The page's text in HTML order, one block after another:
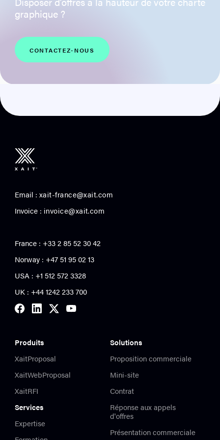
graphique ?
CONTACTEZ-NOUS
Email : xait-france@xait.com
Invoice : invoice@xait.com
France : +33 2 85 52 30 42
Norway : +47 51 95 02 13
USA : +1 512 572 3328
UK : +44 1242 233 700
Produits
XaitProposal
XaitWebProposal
XaitRFI
Services
Expertise
Solutions
Proposition commerciale
Mini-site
Contrat
Réponse aux appels
d'offres
Présentation commerciale